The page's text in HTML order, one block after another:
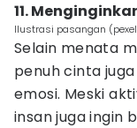
11.
Ilustrasi pasangan
Selain menata
penuh cinta
emosi. Meski
insan juga ingin